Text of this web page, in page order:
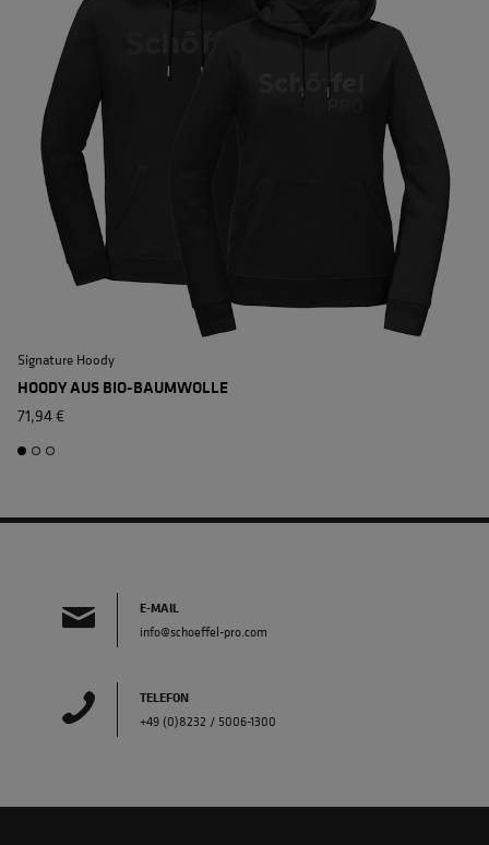
Signature Hoody
HOODY AUS BIO-BAUMWOLLE
71,94 €
E-MAIL
info@schoeffel-pro.com
TELEFON
+49 (0)8232 / 5006-1300